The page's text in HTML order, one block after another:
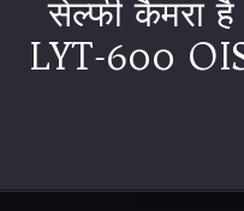
सेल्फी कैमरा
LYT-600